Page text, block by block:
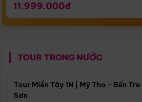
11.999.000đ
TOUR TRONG NƯỚC
Tour Miền Tây 1N | Mỹ Tho - Bến
Sơn